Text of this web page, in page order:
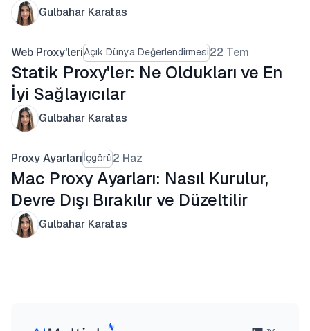
Gulbahar Karatas
Web Proxy'leriAçık Dünya Değerlendirmesi22 Tem
Statik Proxy'ler: Ne Oldukları ve En
İyi Sağlayıcılar
Gulbahar Karatas
Proxy Ayarlarıİçgörü2 Haz
Mac Proxy Ayarları: Nasıl Kurulur,
Devre Dışı Bırakılır ve Düzeltilir
Gulbahar Karatas